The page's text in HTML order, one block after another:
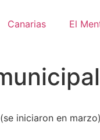
Canarias El
iniciaron en